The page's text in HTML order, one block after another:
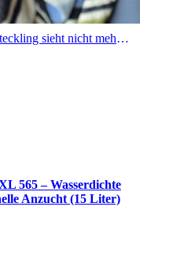
Echeveria Glauca Kopfsteckling sieht nicht mehr gut aus
565 – Wasserdichte
Anzucht (15 Liter)